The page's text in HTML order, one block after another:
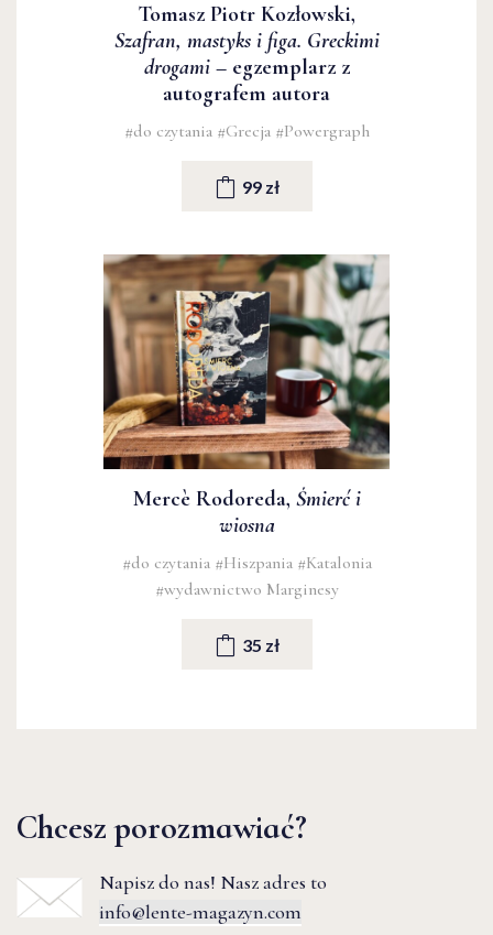
Tomasz Piotr Kozłowski,
Szafran, mastyks i figa. Greckimi
drogami– egzemplarz z
autografem autora
#do czytania #Grecja #Powergraph
99 zł
Mercè Rodoreda, Śmierć i
wiosna
#do czytania #Hiszpania #Katalonia
#wydawnictwo Marginesy
35 zł
Chcesz porozmawiać?
Napisz do nas! Nasz adres to
info@lente-magazyn.com